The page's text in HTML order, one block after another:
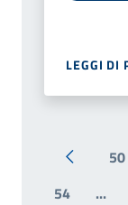
LEGGI DI
Pagina50
54
...